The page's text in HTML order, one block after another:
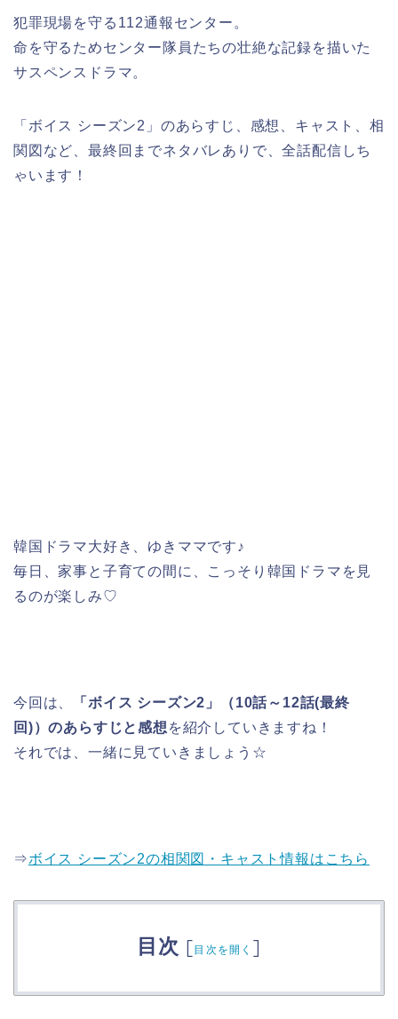
犯罪現場を守る112通報センター。
命を守るためセンター隊員たちの壮絶な記録を描いた
サスペンスドラマ。
「ボイス シーズン2」のあらすじ、感想、キャスト、相
関図など、最終回までネタバレありで、全話配信しち
ゃいます！
韓国ドラマ大好き、ゆきママです♪
毎日、家事と子育ての間に、こっそり韓国ドラマを見
るのが楽しみ♡
今回は、
「ボイス シーズン2」（10話～12話(最終
回)）のあらすじと感想 を紹介していきますね！
それでは、一緒に見ていきましょう☆
⇒ボイス シーズン2の相関図・キャスト情報はこちら
目次 [目次を開く ]